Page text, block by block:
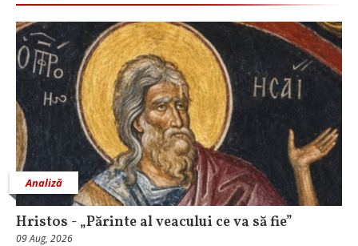
Analiză
Hristos - „Părinte al veacului ce va să fie”
09 Aug, 2026